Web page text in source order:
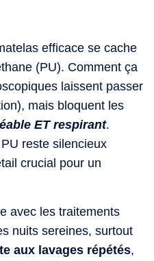
efficace se cache
(PU). Comment ça
laissent passer
mais bloquent les
ET respirant.
reste silencieux
crucial pour un
avec les traitements
nuits sereines, surtout
aux lavages répétés,